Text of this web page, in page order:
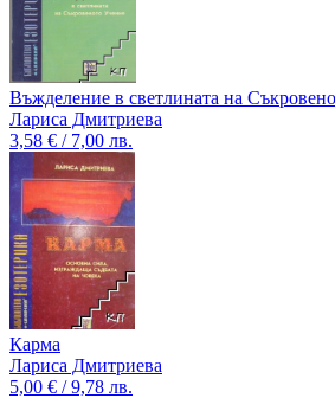
Въжделение в светлината на
Лариса Дмитриева
3,58 € / 7,00 лв.
Карма
Лариса Дмитриева
5,00 € / 9,78 лв.